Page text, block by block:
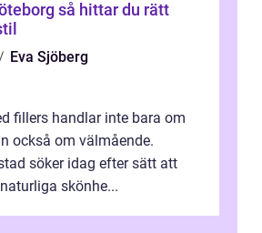
hittar du rätt
Eva Sjöberg
fillers handlar inte bara om
också om välmående.
söker idag efter sätt att
skönhe...